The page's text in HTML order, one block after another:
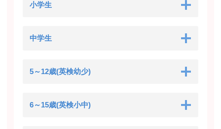
小学生
中学生
5～12歳(英検幼少)
6～15歳(英検小中)